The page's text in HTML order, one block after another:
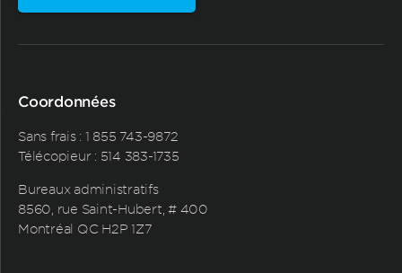
Coordonnées
Sans frais : 1 855 743-9872
Télécopieur : 514 383-1735
Bureaux administratifs
8560, rue Saint-Hubert, # 400
Montréal QC H2P 1Z7